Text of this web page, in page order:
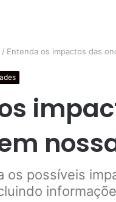
/ Entenda os impactos das
os possíveis